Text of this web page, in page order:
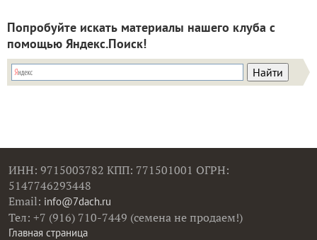
Попробуйте искать материалы нашего клуба с
помощью Яндекс.Поиск!
ИНН: 9715003782 КПП: 771501001 ОГРН:
5147746293448
Email: info@7dach.ru
Тел: +7 (916) 710-7449 (семена не продаем!)
Главная страница